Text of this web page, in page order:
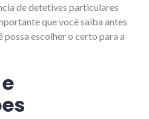
de detetives particulares
que você saiba antes
escolher o certo para a